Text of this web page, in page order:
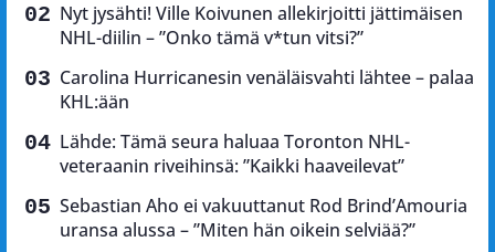
Nyt jysähti! Ville Koivunen allekirjoitti jättimäisen
NHL-diilin – ”Onko tämä v*tun vitsi?”
Carolina Hurricanesin venäläisvahti lähtee – palaa
KHL:ään
Lähde: Tämä seura haluaa Toronton NHL-
veteraanin riveihinsä: ”Kaikki haaveilevat”
Sebastian Aho ei vakuuttanut Rod Brind’Amouria
uransa alussa – ”Miten hän oikein selviää?”